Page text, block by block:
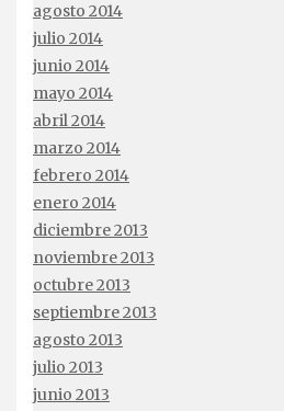
agosto 2014
julio 2014
junio 2014
mayo 2014
abril 2014
marzo 2014
febrero 2014
enero 2014
diciembre 2013
noviembre 2013
octubre 2013
septiembre 2013
agosto 2013
julio 2013
junio 2013